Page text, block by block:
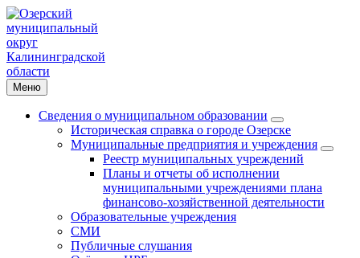
Меню
Сведения о муниципальном образовании
Историческая справка о городе Озерске
Муниципальные предприятия и учреждения
Реестр муниципальных учреждений
Планы и отчеты об исполнении
муниципальными учреждениями плана
финансово-хозяйственной деятельности
Образовательные учреждения
СМИ
Публичные слушания